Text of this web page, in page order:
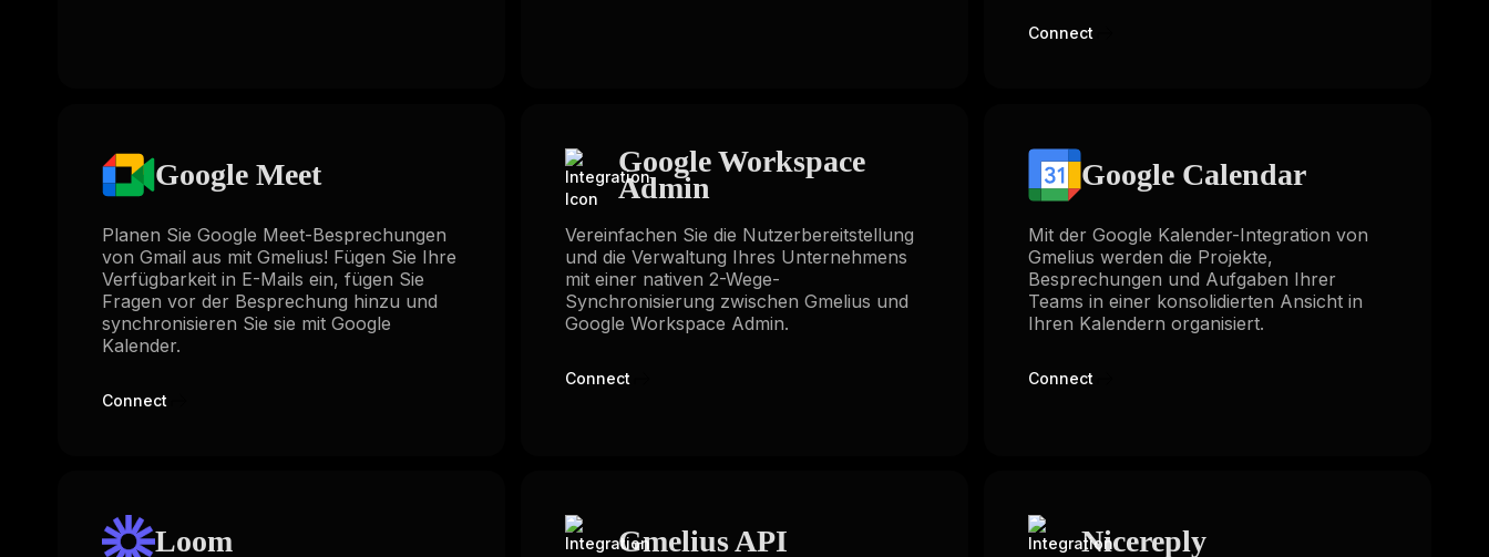
Connect
Google Meet
Planen Sie Google Meet-Besprechungen
von Gmail aus mit Gmelius! Fügen Sie Ihre
Verfügbarkeit in E-Mails ein, fügen Sie
Fragen vor der Besprechung hinzu und
synchronisieren Sie sie mit Google
Kalender.
Connect
Google Workspace
Admin
Vereinfachen Sie die Nutzerbereitstellung
und die Verwaltung Ihres Unternehmens
mit einer nativen 2-Wege-
Synchronisierung zwischen Gmelius und
Google Workspace Admin.
Connect
Google Calendar
Mit der Google Kalender-Integration von
Gmelius werden die Projekte,
Besprechungen und Aufgaben Ihrer
Teams in einer konsolidierten Ansicht in
Ihren Kalendern organisiert.
Connect
Loom Gmelius API Nicereply